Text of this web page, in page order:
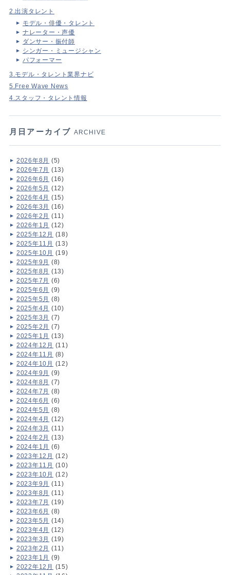
2.出演タレント
モデル・俳優・タレント
ナレーター・声優
ダンサー・振付師
シンガー・ミュージシャン
パフォーマー
3.モデル・タレント業界ナビ
5.Free Wave News
4.スタッフ・タレント情報
月日アーカイブ ARCHIVE
2026年8月 (5)
2026年7月 (13)
2026年6月 (16)
2026年5月 (12)
2026年4月 (15)
2026年3月 (16)
2026年2月 (11)
2026年1月 (12)
2025年12月 (18)
2025年11月 (13)
2025年10月 (19)
2025年9月 (8)
2025年8月 (13)
2025年7月 (6)
2025年6月 (9)
2025年5月 (8)
2025年4月 (10)
2025年3月 (7)
2025年2月 (7)
2025年1月 (13)
2024年12月 (11)
2024年11月 (8)
2024年10月 (12)
2024年9月 (9)
2024年8月 (7)
2024年7月 (8)
2024年6月 (6)
2024年5月 (8)
2024年4月 (12)
2024年3月 (11)
2024年2月 (13)
2024年1月 (6)
2023年12月 (12)
2023年11月 (10)
2023年10月 (12)
2023年9月 (11)
2023年8月 (11)
2023年7月 (19)
2023年6月 (8)
2023年5月 (14)
2023年4月 (12)
2023年3月 (19)
2023年2月 (11)
2023年1月 (9)
2022年12月 (15)